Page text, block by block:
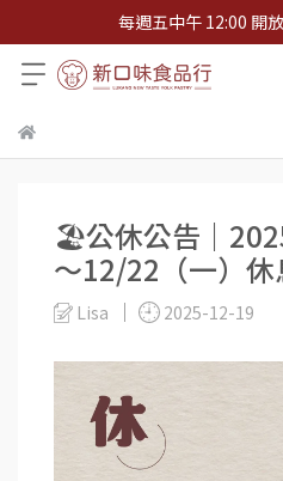
每週五中午 12:00 開
🏖️公休公告｜
～12/22（一）休
Lisa 2025-12-19